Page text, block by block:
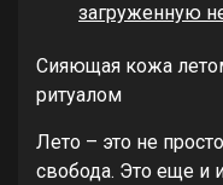
загруженную
Сияющая кожа
ритуалом
Лето – это не
свобода. Это еще и